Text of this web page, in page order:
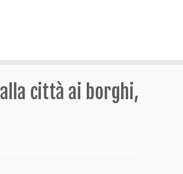
città ai borghi,